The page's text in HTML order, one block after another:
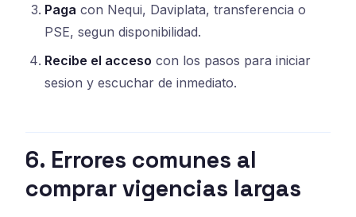
Paga con Nequi, Daviplata, transferencia o
PSE, segun disponibilidad.
Recibe el acceso con los pasos para iniciar
sesion y escuchar de inmediato.
6. Errores comunes al
comprar vigencias largas